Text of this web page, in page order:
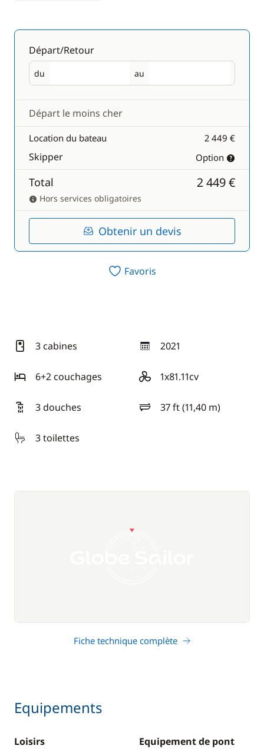
Départ/Retour
du
Départ au
Retour
Départ le moins cher
Location du bateau 2 449 €
Skipper Option
Total 2 449 €
Hors services obligatoires
Obtenir un devis
Favoris
3 cabines 2021
année
6+2 couchages
1x81.11cv
motorisation
3 douches
37 ft (11,40 m)
longueur
3 toilettes
Fiche technique complète
Equipements
Loisirs
Equipement de pont